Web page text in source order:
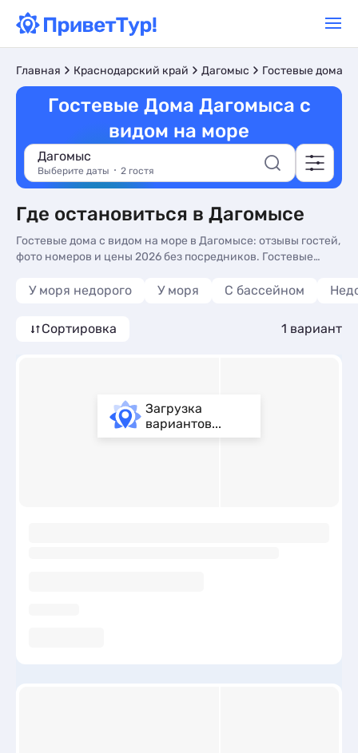
Главная Краснодарский край Дагомыс Гостевые дома
Гостевые Дома Дагомыса с
видом на море
Дагомыс
Выберите даты 2 гостя
Где остановиться в Дагомысе
Гостевые дома с видом на море в Дагомысе: отзывы гостей,
фото номеров и цены 2026 без посредников. Гостевые
1425 руб, номера с общей кухней, сменой белья и видом на
У моря недорого У моря С бассейном
Сортировка 1 вариант
Загрузка
вариантов...